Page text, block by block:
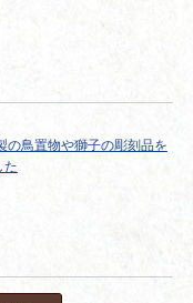
の鳥置物や獅子の彫刻品を
た